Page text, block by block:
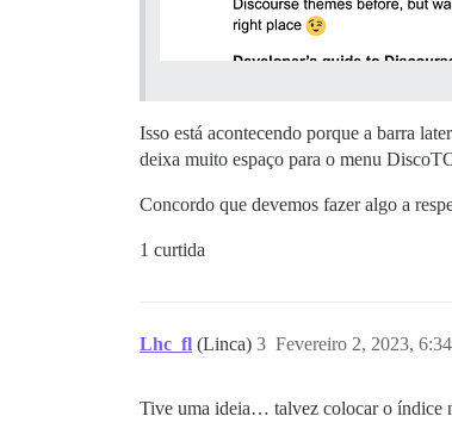
Isso está acontecendo porque a barra
deixa muito espaço para o menu
Concordo que devemos fazer algo a
1 curtida
Lhc_fl (Linca) Fevereiro 2, 2023,
3
Tive uma ideia… talvez colocar o índice